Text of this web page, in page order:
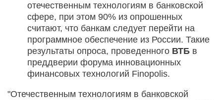
отечественным технологиям в банковской
сфере, при этом 90% из опрошенных
считают, что банкам следует перейти на
программное обеспечение из России. Такие
результаты опроса, проведенного ВТБ в
преддверии форума инновационных
финансовых технологий Finopolis.
"Отечественным технологиям в банковской